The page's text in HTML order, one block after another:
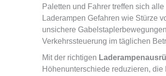
Paletten und Fahrer treffen sich
Laderampen Gefahren wie Stürze
unsichere
Verkehrssteuerung im täglichen
Mit der richtigen
Höhenunterschiede reduzieren,